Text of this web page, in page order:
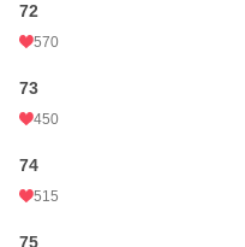
72
570
73
450
74
515
75